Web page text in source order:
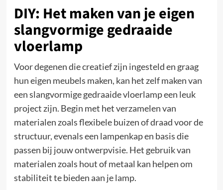
DIY: Het maken van je eigen
slangvormige gedraaide
vloerlamp
Voor degenen die creatief zijn ingesteld en graag
hun eigen meubels maken, kan het zelf maken van
een slangvormige gedraaide vloerlamp een leuk
project zijn. Begin met het verzamelen van
materialen zoals flexibele buizen of draad voor de
structuur, evenals een lampenkap en basis die
passen bij jouw ontwerpvisie. Het gebruik van
materialen zoals hout of metaal kan helpen om
stabiliteit te bieden aan je lamp.